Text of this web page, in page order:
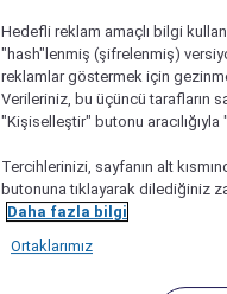
Hedefli reklam amaçlı bilgi
"hash"lenmiş (şifrelenmiş)
reklamlar göstermek için
Verileriniz, bu üçüncü tarafların
"Kişiselleştir" butonu
Tercihlerinizi, sayfanın alt
butonuna tıklayarak dilediğiniz
Daha fazla bilgi
Ortaklarımız